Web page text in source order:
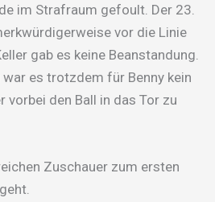
im Strafraum gefoult. Der 23.
vor die Linie
gab es keine Beanstandung.
es trotzdem für Benny kein
vorbei den Ball in das Tor zu
Zuschauer zum ersten